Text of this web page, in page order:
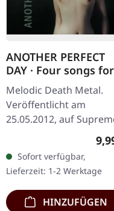
ANOTHER PERFECT
DAY · Four songs for
the left behind |
DIGIPAK CD
Melodic Death Metal.
Veröffentlicht am
25.05.2012, auf
Chaos Records.
Erstauflage als DigiPak!
Kristian "Kohle"
Kohlmannslehner,…
Sofort verfügbar,
Lieferzeit: 1-2 Werktage
HINZUFÜGEN